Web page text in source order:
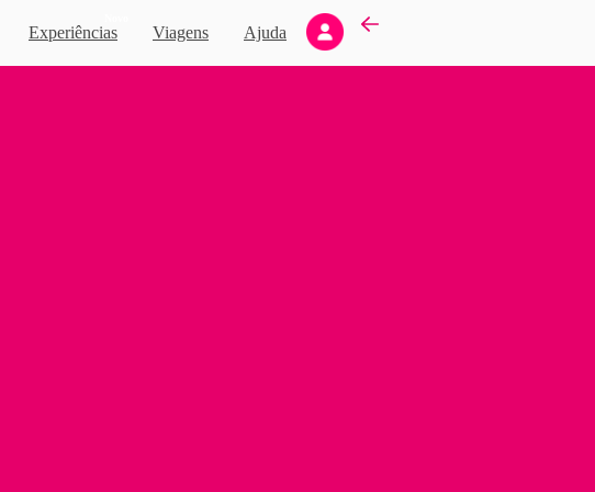
Experiências Viagens Ajuda